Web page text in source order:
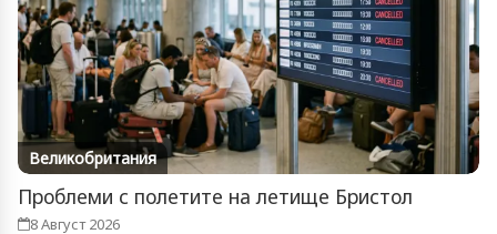
Великобритания
Проблеми с полетите на летище Бристол
8 Август 2026